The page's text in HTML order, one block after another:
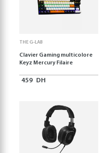
THE G-LAB
Clavier Gaming multicolore
Keyz Mercury Filaire
459 DH